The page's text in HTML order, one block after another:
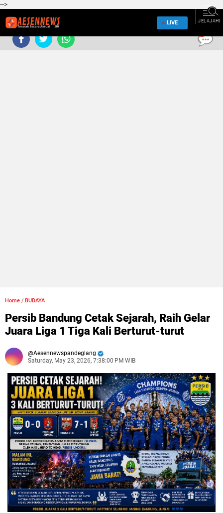
-->
LIVE JELAJAHI
Home / BUDAYA
Persib Bandung Cetak Sejarah, Raih Gelar
Juara Liga 1 Tiga Kali Berturut-turut
Aesennewspandeglang
Saturday, May 23, 2026, 7:38:00 PM WIB